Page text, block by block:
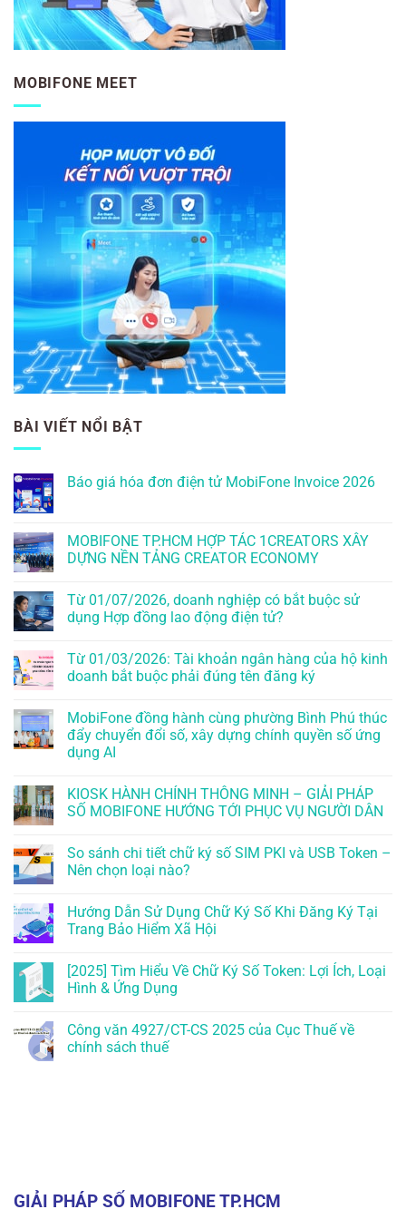
MOBIFONE MEET
BÀI VIẾT NỔI BẬT
Báo giá hóa đơn điện tử MobiFone Invoice 2026
MOBIFONE TP.HCM HỢP TÁC 1CREATORS XÂY
DỰNG NỀN TẢNG CREATOR ECONOMY
Từ 01/07/2026, doanh nghiệp có bắt buộc sử
dụng Hợp đồng lao động điện tử?
Từ 01/03/2026: Tài khoản ngân hàng của hộ kinh
doanh bắt buộc phải đúng tên đăng ký
MobiFone đồng hành cùng phường Bình Phú thúc
đẩy chuyển đổi số, xây dựng chính quyền số ứng
dụng AI
KIOSK HÀNH CHÍNH THÔNG MINH – GIẢI PHÁP
SỐ MOBIFONE HƯỚNG TỚI PHỤC VỤ NGƯỜI DÂN
So sánh chi tiết chữ ký số SIM PKI và USB Token –
Nên chọn loại nào?
Hướng Dẫn Sử Dụng Chữ Ký Số Khi Đăng Ký Tại
Trang Bảo Hiểm Xã Hội
[2025] Tìm Hiểu Về Chữ Ký Số Token: Lợi Ích, Loại
Hình & Ứng Dụng
Công văn 4927/CT-CS 2025 của Cục Thuế về
chính sách thuế
GIẢI PHÁP SỐ MOBIFONE TP.HCM